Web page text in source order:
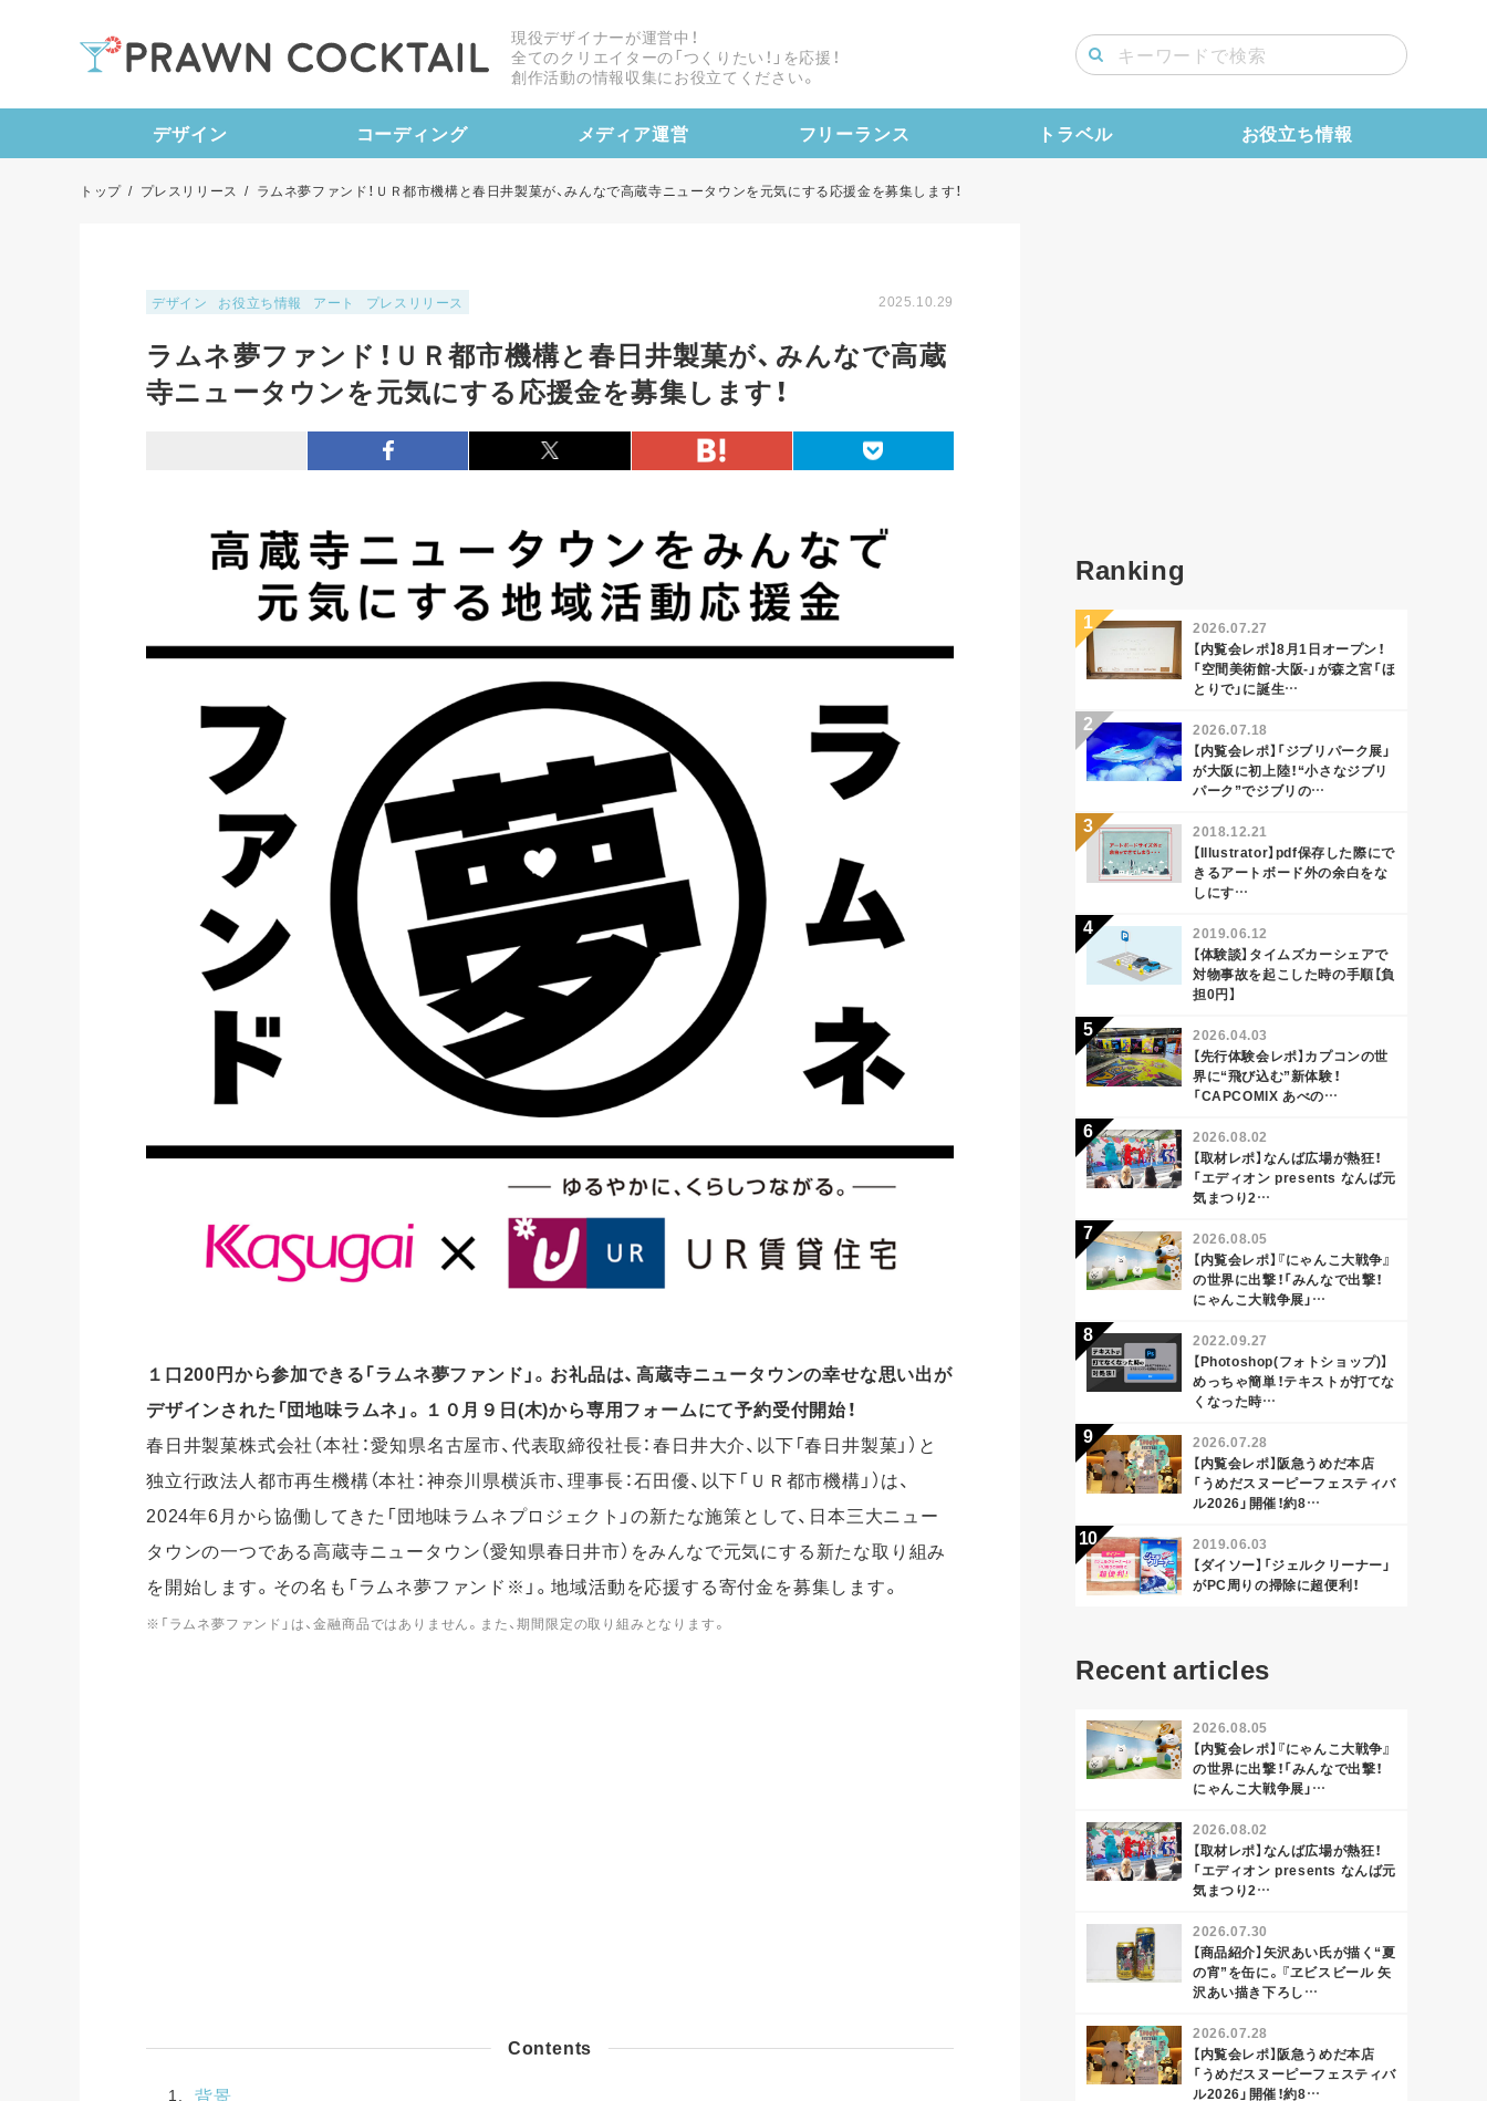
現役デザイナーが運営中！
全てのクリエイターの「つくりたい！」を応援！
創作活動の情報収集にお役立てください。
デザイン コーディング メディア運営 フリーランス トラベル お役立ち情報
トップ / プレスリリース / ラムネ夢ファンド！ＵＲ都市機構と春日井製菓が、みんなで高蔵寺ニュータウンを元気にする応援金を募集します！
デザイン お役立ち情報 アート プレスリリース 2025.10.29
ラムネ夢ファンド！ＵＲ都市機構と春日井製菓が、みんなで高蔵
寺ニュータウンを元気にする応援金を募集します！
１口200円から参加できる「ラムネ夢ファンド」。お礼品は、高蔵寺ニュータウンの幸せな思い出が
デザインされた「団地味ラムネ」。１０月９日(木)から専用フォームにて予約受付開始！
春日井製菓株式会社（本社：愛知県名古屋市、代表取締役社長：春日井大介、以下「春日井製菓」）と
独立行政法人都市再生機構（本社：神奈川県横浜市、理事長：石田優、以下「ＵＲ都市機構」）は、
2024年6月から協働してきた「団地味ラムネプロジェクト」の新たな施策として、日本三大ニュー
タウンの一つである高蔵寺ニュータウン（愛知県春日井市）をみんなで元気にする新たな取り組み
を開始します。その名も「ラムネ夢ファンド※」。地域活動を応援する寄付金を募集します。
※「ラムネ夢ファンド」は、金融商品ではありません。また、期間限定の取り組みとなります。
Contents
背景
Ranking
2026.07.27
【内覧会レポ】8月1日オープン！
「空間美術館-大阪-」が森之宮「ほ
とりで」に誕生…
2026.07.18
【内覧会レポ】「ジブリパーク展」
が大阪に初上陸！“小さなジブリ
パーク”でジブリの…
2018.12.21
【Illustrator】pdf保存した際にで
きるアートボード外の余白をな
しにす…
2019.06.12
【体験談】タイムズカーシェアで
対物事故を起こした時の手順【負
担0円】
2026.04.03
【先行体験会レポ】カプコンの世
界に“飛び込む”新体験！
「CAPCOMIX あべの…
2026.08.02
【取材レポ】なんば広場が熱狂！
「エディオン presents なんば元
気まつり2…
2026.08.05
【内覧会レポ】『にゃんこ大戦争』
の世界に出撃！「みんなで出撃！
にゃんこ大戦争展」…
2022.09.27
【Photoshop(フォトショップ)】
めっちゃ簡単！テキストが打てな
くなった時…
2026.07.28
【内覧会レポ】阪急うめだ本店
「うめだスヌーピーフェスティバ
ル2026」開催！約8…
2019.06.03
【ダイソー】「ジェルクリーナー」
がPC周りの掃除に超便利！
Recent articles
2026.08.05
【内覧会レポ】『にゃんこ大戦争』
の世界に出撃！「みんなで出撃！
にゃんこ大戦争展」…
2026.08.02
【取材レポ】なんば広場が熱狂！
「エディオン presents なんば元
気まつり2…
2026.07.30
【商品紹介】矢沢あい氏が描く“夏
の宵”を缶に。『ヱビスビール 矢
沢あい描き下ろし…
2026.07.28
【内覧会レポ】阪急うめだ本店
「うめだスヌーピーフェスティバ
ル2026」開催！約8…